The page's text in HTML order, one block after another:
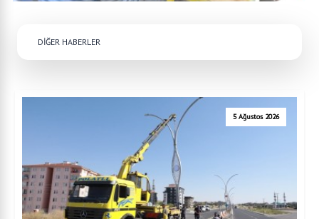
DİĞER HABERLER
5 Ağustos 2026